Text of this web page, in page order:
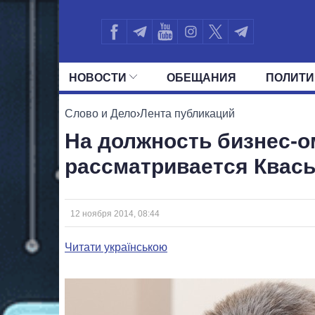
НОВОСТИ ОБЕЩАНИЯ
ВСЕ ПОЛИТИКИ
Слово и Дело›Лента публикаций
На должность бизнес-
рассматривается
12 ноября 2014, 08:44
Читати українською